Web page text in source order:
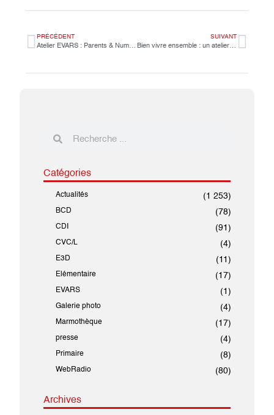
PRÉCÉDENT
Atelier EVARS : Parents & Numérique
SUIVANT
Bien vivre ensemble : un atelier de sensibilisation au CDI pour les élèves de 4e
Catégories
Actualités (1 253)
BCD (78)
CDI (91)
CVC/L (4)
E3D (11)
Elémentaire (17)
EVARS (1)
Galerie photo (4)
Marmothèque (17)
presse (4)
Primaire (8)
WebRadio (80)
Archives